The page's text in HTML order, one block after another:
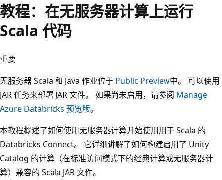
教程：在无服务器计算上运行
Scala 代码
重要
无服务器 Scala 和 Java 作业位于 Public Preview中。 可以使用
JAR 任务来部署 JAR 文件。 如果尚未启用，请参阅 Manage
Azure Databricks 预览版。
本教程概述了如何使用无服务器计算开始使用用于 Scala 的
Databricks Connect。 它详细讲解了如何构建启用了 Unity
Catalog 的计算（在标准访问模式下的经典计算或无服务器计
算）兼容的 Scala JAR 文件。